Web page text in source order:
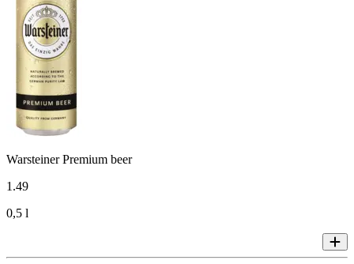
Warsteiner Premium beer
1 .49
0,5 l